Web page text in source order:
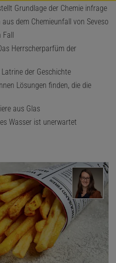
Grundlage der Chemie infrage
aus dem Chemieunfall von Seveso
Fall
Herrscherparfüm der
der Geschichte
Lösungen finden, die die
aus Glas
Wasser ist unerwartet